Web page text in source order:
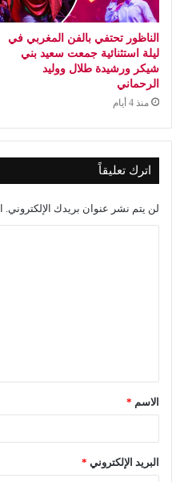
الناظور تحتفي بالفن المغربي في
ليلة استثنائية جمعت سعيد بني
شيكر ورشيدة طلال ووليد
الرحماني
منذ 4 أيام
اترك تعليقاً
لن يتم نشر عنوان بريدك الإلكتروني.
ق
*الاسم *
البريد الإلكتروني *